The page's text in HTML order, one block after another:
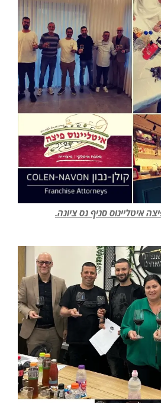
איטליינוס סניף נס ציונה.